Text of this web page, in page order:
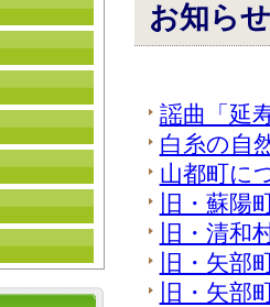
お知ら
謡曲「延
白糸の自
山都町に
旧・蘇陽
旧・清和
旧・矢部
旧・矢部